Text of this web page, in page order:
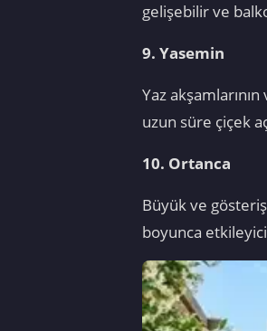
gelişebilir ve
9. Yasemin
Yaz
uzun süre çiçek
10. Ortanca
Büyük ve
boyunca